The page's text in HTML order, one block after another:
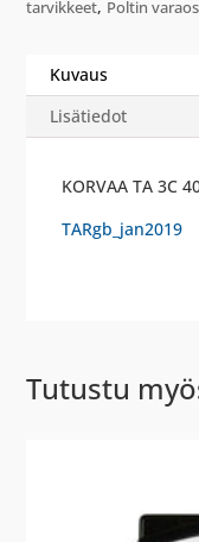
tarvikkeet, Poltin
Kuvaus
Lisätiedot
KORVAA TA 3C
TARgb_jan2019
Tutustu